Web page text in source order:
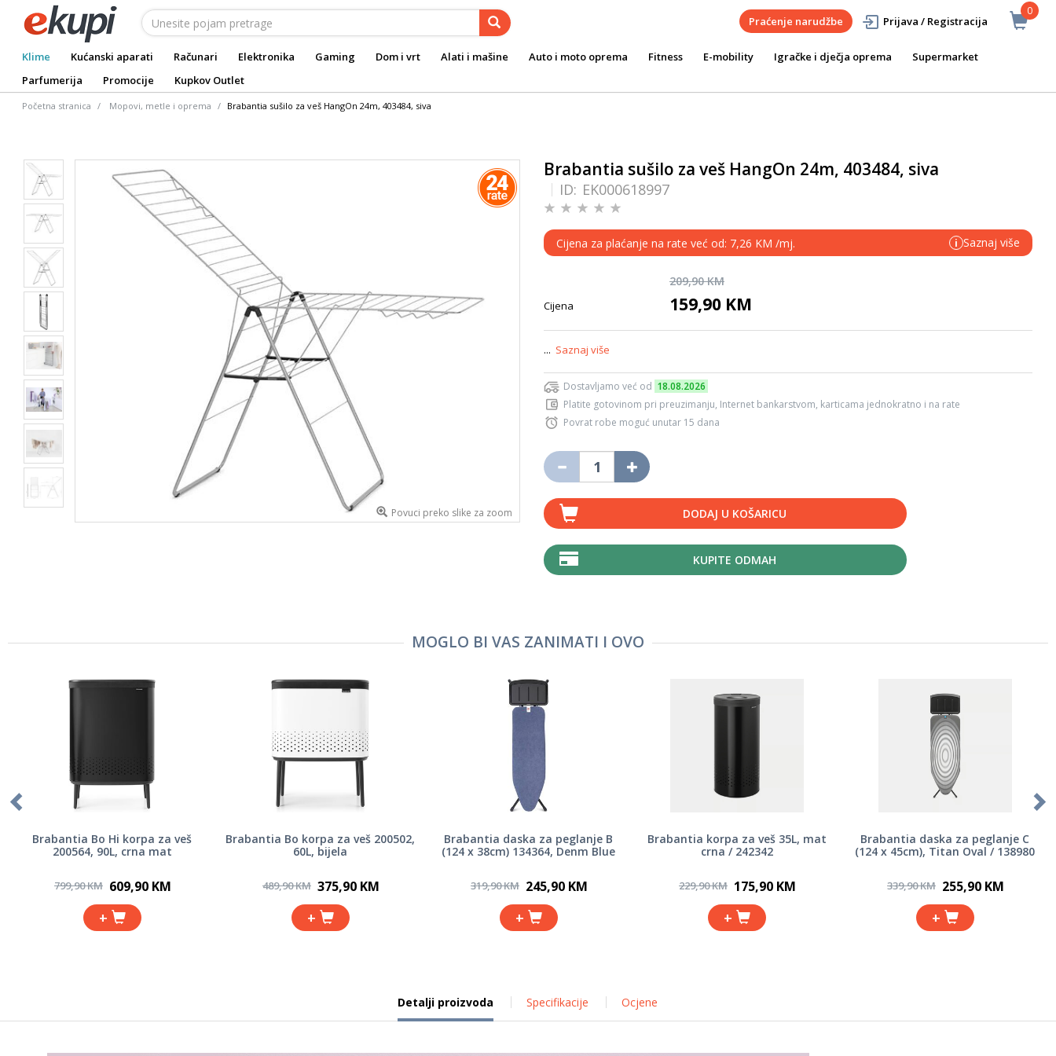
0
Praćenje narudžbe Prijava / Registracija
Klime Kućanski aparati Računari Elektronika Gaming Dom i vrt Alati i mašine Auto i moto oprema Fitness E-mobility Igračke i dječja oprema
Supermarket
Parfumerija
Promocije Kupkov Outlet
Početna stranica Mopovi, metle i oprema Brabantia sušilo za veš HangOn 24m, 403484, siva
Povuci preko slike za zoom
Brabantia sušilo za veš HangOn 24m, 403484, siva
ID: EK000618997
Cijena za plaćanje na rate već od: 7,26 KM /mj. i Saznaj više
209,90 KM
Cijena 159,90 KM
... Saznaj više
Dostavljamo već od 18.08.2026
Platite gotovinom pri preuzimanju, Internet bankarstvom, karticama jednokratno i na rate
Povrat robe moguć unutar 15 dana
DODAJ U KOŠARICU
KUPITE ODMAH
MOGLO BI VAS ZANIMATI I OVO
Brabantia Bo Hi korpa za veš
200564, 90L, crna mat
799,90 KM 609,90 KM
+
Brabantia Bo korpa za veš 200502,
60L, bijela
489,90 KM 375,90 KM
+
Brabantia daska za peglanje B
(124 x 38cm) 134364, Denm Blue
319,90 KM 245,90 KM
+
Brabantia korpa za veš 35L, mat
crna / 242342
229,90 KM 175,90 KM
+
Brabantia daska za peglanje C
(124 x 45cm), Titan Oval / 138980
339,90 KM 255,90 KM
+
Detalji proizvoda Specifikacije Ocjene